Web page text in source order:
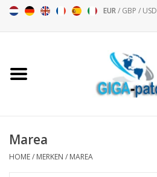
EUR/ GBP / USD
Motor Sport - Sport
Marea
HOME/ MERKEN / MAREA